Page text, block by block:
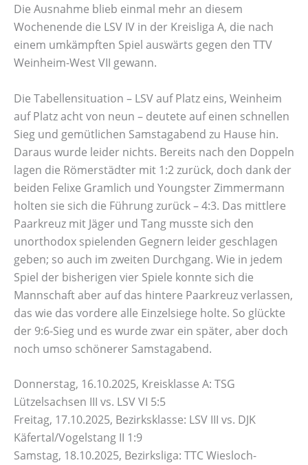
Die Ausnahme blieb einmal mehr an diesem
Wochenende die LSV IV in der Kreisliga A, die nach
einem umkämpften Spiel auswärts gegen den TTV
Weinheim-West VII gewann.
Die Tabellensituation – LSV auf Platz eins, Weinheim
auf Platz acht von neun – deutete auf einen schnellen
Sieg und gemütlichen Samstagabend zu Hause hin.
Daraus wurde leider nichts. Bereits nach den Doppeln
lagen die Römerstädter mit 1:2 zurück, doch dank der
beiden Felixe Gramlich und Youngster Zimmermann
holten sie sich die Führung zurück – 4:3. Das mittlere
Paarkreuz mit Jäger und Tang musste sich den
unorthodox spielenden Gegnern leider geschlagen
geben; so auch im zweiten Durchgang. Wie in jedem
Spiel der bisherigen vier Spiele konnte sich die
Mannschaft aber auf das hintere Paarkreuz verlassen,
das wie das vordere alle Einzelsiege holte. So glückte
der 9:6-Sieg und es wurde zwar ein später, aber doch
noch umso schönerer Samstagabend.
Donnerstag, 16.10.2025, Kreisklasse A: TSG
Lützelsachsen III vs. LSV VI 5:5
Freitag, 17.10.2025, Bezirksklasse: LSV III vs. DJK
Käfertal/Vogelstang II 1:9
Samstag, 18.10.2025, Bezirksliga: TTC Wiesloch-